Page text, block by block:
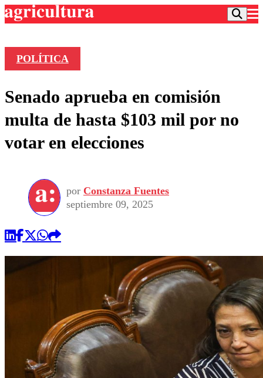
Frecuencias
Agricultura TV
Deportes
Colo Colo
Seleccion Chilena
Torneo Internacional
Universidad de Chile
Entretención
Economía
Internacional
Sustentabilidad
Publicaciones en medios
Opinión
POLÍTICA
Senado aprueba en comisión
multa de hasta $103 mil por no
votar en elecciones
por Constanza Fuentes
septiembre 09, 2025